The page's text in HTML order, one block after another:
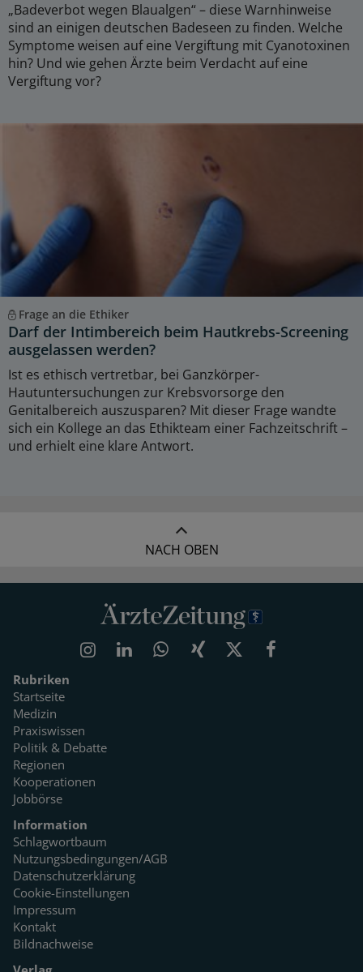
„Badeverbot wegen Blaualgen“ – diese Warnhinweise
sind an einigen deutschen Badeseen zu finden. Welche
Symptome weisen auf eine Vergiftung mit Cyanotoxinen
hin? Und wie gehen Ärzte beim Verdacht auf eine
Vergiftung vor?
Frage an die Ethiker
Darf der Intimbereich beim Hautkrebs-Screening
ausgelassen werden?
Ist es ethisch vertretbar, bei Ganzkörper-
Hautuntersuchungen zur Krebsvorsorge den
Genitalbereich auszusparen? Mit dieser Frage wandte
sich ein Kollege an das Ethikteam einer Fachzeitschrift –
und erhielt eine klare Antwort.
NACH OBEN
Rubriken
Startseite
Medizin
Praxiswissen
Politik & Debatte
Regionen
Kooperationen
Jobbörse
Information
Schlagwortbaum
Nutzungsbedingungen/AGB
Datenschutzerklärung
Cookie-Einstellungen
Impressum
Kontakt
Bildnachweise